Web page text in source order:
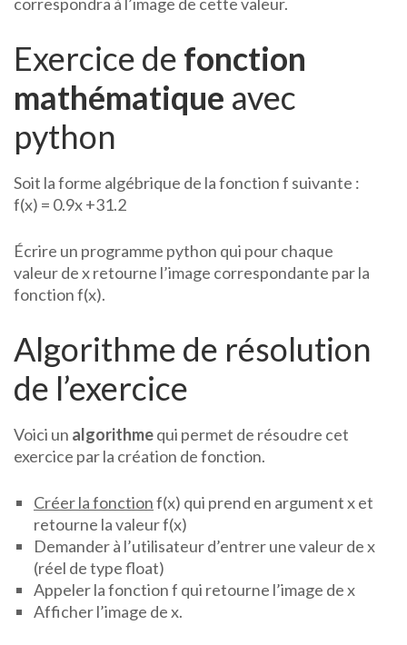
Exercice de fonction
mathématique avec
python
Soit la forme algébrique de la fonction f suivante :
f(x) = 0.9x +31.2
Écrire un programme python qui pour chaque
valeur de x retourne l’image correspondante par la
fonction f(x).
Algorithme de résolution
de l’exercice
Voici un algorithmequi permet de résoudre cet
exercice par la création de fonction.
Créer la fonctionf(x) qui prend en argument x et
retourne la valeur f(x)
Demander à l’utilisateur d’entrer une valeur de x
(réel de type float)
Appeler la fonction f qui retourne l’image de x
Afficher l’image de x.